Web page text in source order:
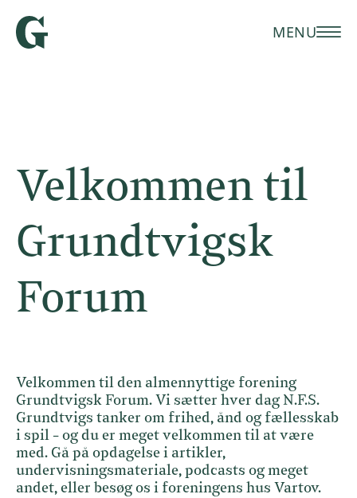
MENU
Velkommen til
Grundtvigsk
Forum
Velkommen til den almennyttige forening
Grundtvigsk Forum. Vi sætter hver dag N.F.S.
Grundtvigs tanker om frihed, ånd og fællesskab
i spil - og du er meget velkommen til at være
med. Gå på opdagelse i artikler,
undervisningsmateriale, podcasts og meget
andet, eller besøg os i foreningens hus Vartov.